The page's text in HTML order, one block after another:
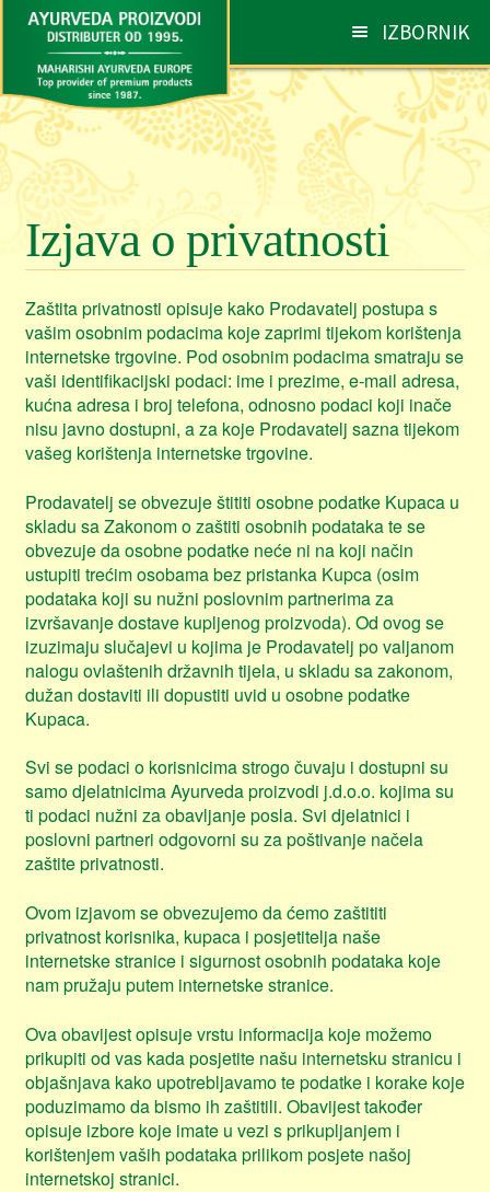
Preskoči
navigaciju
Skoči
sadržaja
IZBORNIK
AYURVEDA
PROIZVODI
SAVJETI I PREPORUKE
NARUDŽBE
KONTAKT
Izjava o privatnosti
Zaštita privatnosti opisuje kako Prodavatelj postupa s
vašim osobnim podacima koje zaprimi tijekom korištenja
internetske trgovine. Pod osobnim podacima smatraju se
vaši identifikacijski podaci: ime i prezime, e-mail adresa,
kućna adresa i broj telefona, odnosno podaci koji inače
nisu javno dostupni, a za koje Prodavatelj sazna tijekom
vašeg korištenja internetske trgovine.
Prodavatelj se obvezuje štititi osobne podatke Kupaca u
skladu sa Zakonom o zaštiti osobnih podataka te se
obvezuje da osobne podatke neće ni na koji način
ustupiti trećim osobama bez pristanka Kupca (osim
podataka koji su nužni poslovnim partnerima za
izvršavanje dostave kupljenog proizvoda). Od ovog se
izuzimaju slučajevi u kojima je Prodavatelj po valjanom
nalogu ovlaštenih državnih tijela, u skladu sa zakonom,
dužan dostaviti ili dopustiti uvid u osobne podatke
Kupaca.
Svi se podaci o korisnicima strogo čuvaju i dostupni su
samo djelatnicima Ayurveda proizvodi j.d.o.o. kojima su
ti podaci nužni za obavljanje posla. Svi djelatnici i
poslovni partneri odgovorni su za poštivanje načela
zaštite privatnosti.
Ovom izjavom se obvezujemo da ćemo zaštititi
privatnost korisnika, kupaca i posjetitelja naše
internetske stranice i sigurnost osobnih podataka koje
nam pružaju putem internetske stranice.
Ova obavijest opisuje vrstu informacija koje možemo
prikupiti od vas kada posjetite našu internetsku stranicu i
objašnjava kako upotrebljavamo te podatke i korake koje
poduzimamo da bismo ih zaštitili. Obavijest također
opisuje izbore koje imate u vezi s prikupljanjem i
korištenjem vaših podataka prilikom posjete našoj
internetskoj stranici.